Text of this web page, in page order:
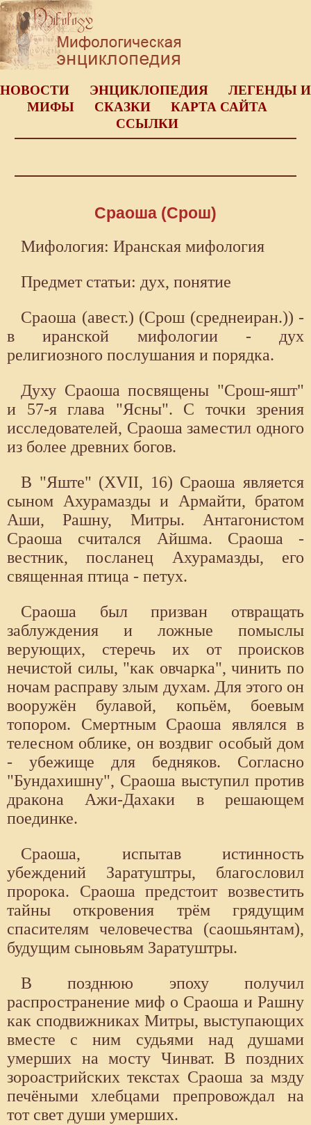
НОВОСТИ ЭНЦИКЛОПЕДИЯ
ЛЕГЕНДЫ И
МИФЫ
СКАЗКИ
КАРТА САЙТА
ССЫЛКИ
Сраоша (Срош)
Мифология: Иранская мифология
Предмет статьи: дух, понятие
Сраоша (авест.) (Срош (среднеиран.)) -
в иранской мифологии - дух
религиозного послушания и порядка.
Духу Сраоша посвящены "Срош-яшт"
и 57-я глава "Ясны". С точки зрения
исследователей, Сраоша заместил одного
из более древних богов.
В "Яште" (XVII, 16) Сраоша является
сыном Ахурамазды и Армайти, братом
Аши, Рашну, Митры. Антагонистом
Сраоша считался Айшма. Сраоша -
вестник, посланец Ахурамазды, его
священная птица - петух.
Сраоша был призван отвращать
заблуждения и ложные помыслы
верующих, стеречь их от происков
нечистой силы, "как овчарка", чинить по
ночам расправу злым духам. Для этого он
вооружён булавой, копьём, боевым
топором. Смертным Сраоша являлся в
телесном облике, он воздвиг особый дом
- убежище для бедняков. Согласно
"Бундахишну", Сраоша выступил против
дракона Ажи-Дахаки в решающем
поединке.
Сраоша, испытав истинность
убеждений Заратуштры, благословил
пророка. Сраоша предстоит возвестить
тайны откровения трём грядущим
спасителям человечества (саошьянтам),
будущим сыновьям Заратуштры.
В позднюю эпоху получил
распространение миф о Сраоша и Рашну
как сподвижниках Митры, выступающих
вместе с ним судьями над душами
умерших на мосту Чинват. В поздних
зороастрийских текстах Сраоша за мзду
печёными хлебцами препровождал на
тот свет души умерших.